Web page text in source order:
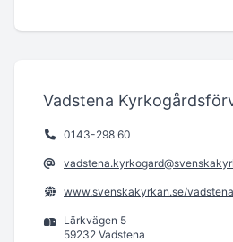
Vadstena
0143-298 60
www.svenskakyrkan.se/vadstena
Lärkvägen 5
59232 Vadstena